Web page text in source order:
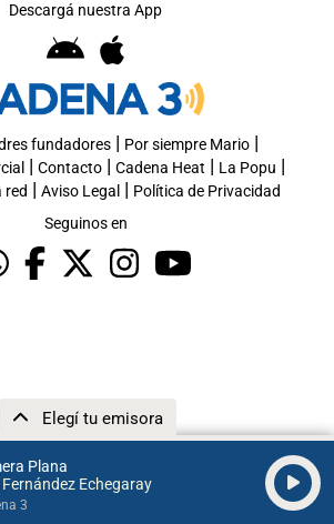
Plana
Echegaray
3
Elegí tu emisora
Descargá nuestra App
fundadores| Por siempre Mario|
| Contacto| Cadena Heat | La Popu |
red | Aviso Legal | Política de Privacidad
Seguinos en